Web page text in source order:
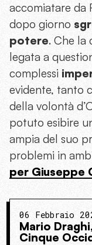
accomiatare da
dopo giorno
potere. Che la
legata a
complessi
evidente, tanto
della volontà
potuto esibire
ampia del suo
problemi in
per Giuseppe
06 Febbraio
Mario
Cinque